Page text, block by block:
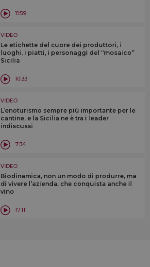
11:59
VIDEO
Le etichette del cuore dei produttori, i
luoghi, i piatti, i personaggi del “mosaico”
Sicilia
10:33
VIDEO
L’enoturismo sempre più importante per le
cantine, e la Sicilia ne è tra i leader
indiscussi
7:34
VIDEO
Biodinamica, non un modo di produrre, ma
di vivere l’azienda, che conquista anche il
vino
17:11